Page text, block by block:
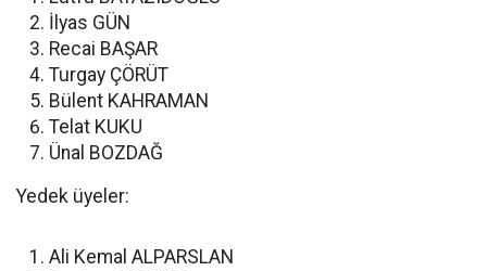
İlyas GÜN
Recai BAŞAR
Turgay ÇÖRÜT
Bülent KAHRAMAN
Telat KUKU
Ünal BOZDAĞ
Yedek üyeler:
Ali Kemal ALPARSLAN